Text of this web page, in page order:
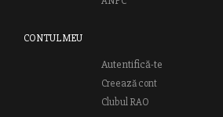
CONTUL MEU
Autentifică-te
Creează cont
Clubul RAO